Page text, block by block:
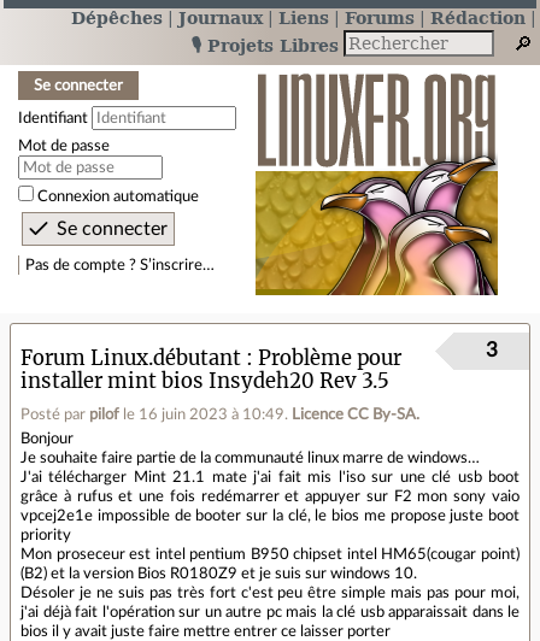
Dépêches Journaux Liens Forums
Rédaction
🎙️ Projets Libres
Se connecter
Identifiant
Mot de passe
Connexion automatique
Pas de compte ? S’inscrire…
Forum Linux.débutant
Problème pour
installer mint bios Insydeh20 Rev 3.5
Posté par pilof le 16 juin 2023 à 10:49. Licence CC By‑SA.
3
Bonjour
Je souhaite faire partie de la communauté linux marre de windows…
J'ai télécharger Mint 21.1 mate j'ai fait mis l'iso sur une clé usb boot
grâce à rufus et une fois redémarrer et appuyer sur F2 mon sony vaio
vpcej2e1e impossible de booter sur la clé, le bios me propose juste boot
priority
Mon proseceur est intel pentium B950 chipset intel HM65(cougar point)
(B2) et la version Bios R0180Z9 et je suis sur windows 10.
Désoler je ne suis pas très fort c'est peu être simple mais pas pour moi,
j'ai déjà fait l'opération sur un autre pc mais la clé usb apparaissait dans le
bios il y avait juste faire mettre entrer ce laisser porter